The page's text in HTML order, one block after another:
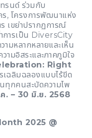
ทรนด์ ร่วมกับ
, โครงการพัฒนาแห่ง
เขย่าปรากฏการณ์
ารเป็น DiversCity
หลากหลายและเห็น
ามอิสระและภาคภูมิใจ
Right
ฉลิมฉลองแบบไร้ขีด
ทุกคนสะบัดความไพ
. – 30 มิ.ย. 2568
2025 @